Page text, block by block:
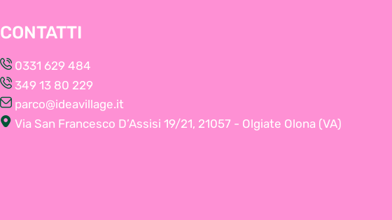
CONTATTI
0331 629 484
349 13 80 229
parco@ideavillage.it
Via San Francesco D’Assisi 19/21, 21057 - Olgiate Olona (VA)